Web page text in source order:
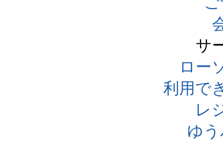
サ
ロー
利用で
レ
ゆ